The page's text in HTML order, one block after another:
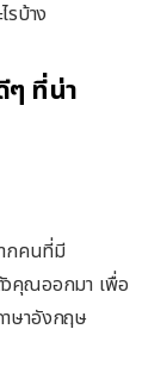
รบ้าง
ๆ ที่น่า
ากคนที่มี
วคุณออกมา เพื่อ
าษาอังกฤษ